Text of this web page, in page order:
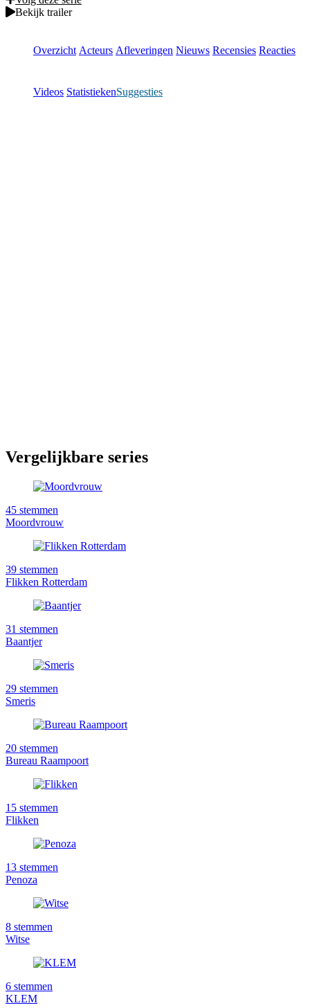
Bekijk trailer
Overzicht Acteurs Afleveringen Nieuws Recensies Reacties
Videos StatistiekenSuggesties
Vergelijkbare series
45 stemmen
Moordvrouw
39 stemmen
Flikken Rotterdam
31 stemmen
Baantjer
29 stemmen
Smeris
20 stemmen
Bureau Raampoort
15 stemmen
Flikken
13 stemmen
Penoza
8 stemmen
Witse
6 stemmen
KLEM